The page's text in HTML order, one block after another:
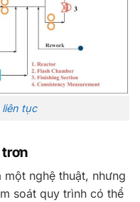
tục
trơn
nghệ thuật, nhưng
soát quy trình có thể